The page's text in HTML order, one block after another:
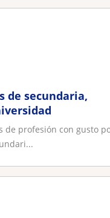
de secundaria,
de profesión con gusto